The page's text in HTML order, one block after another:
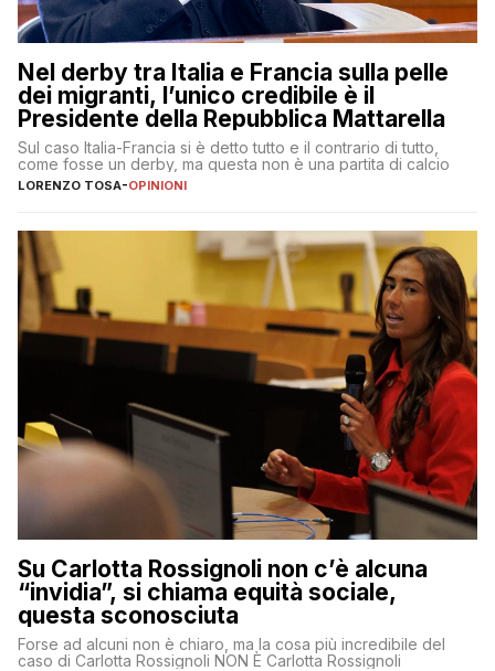
Nel derby tra Italia e Francia sulla pelle
dei migranti, l’unico credibile è il
Presidente della Repubblica Mattarella
Sul caso Italia-Francia si è detto tutto e il contrario di tutto,
come fosse un derby, ma questa non è una partita di calcio
LORENZO TOSA-OPINIONI
Su Carlotta Rossignoli non c’è alcuna
“invidia”, si chiama equità sociale,
questa sconosciuta
Forse ad alcuni non è chiaro, ma la cosa più incredibile del
caso di Carlotta Rossignoli NON È Carlotta Rossignoli